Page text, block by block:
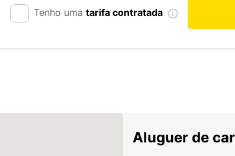
Tenho uma tarifa contratada
Aluguer de